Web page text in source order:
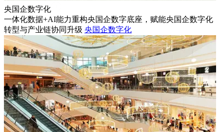
央国企数字化
一体化数据+AI能力重构央国企数字底座，赋能央国企数字化
转型与产业链协同升级 央国企数字化